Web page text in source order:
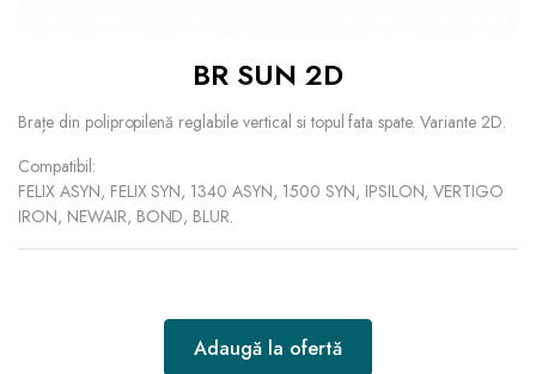
BR SUN 2D
Brațe din polipropilenă reglabile vertical si topul fata spate. Variante 2D.
Compatibil:
FELIX ASYN, FELIX SYN, 1340 ASYN, 1500 SYN, IPSILON, VERTIGO
IRON, NEWAIR, BOND, BLUR.
Adaugă la ofertă